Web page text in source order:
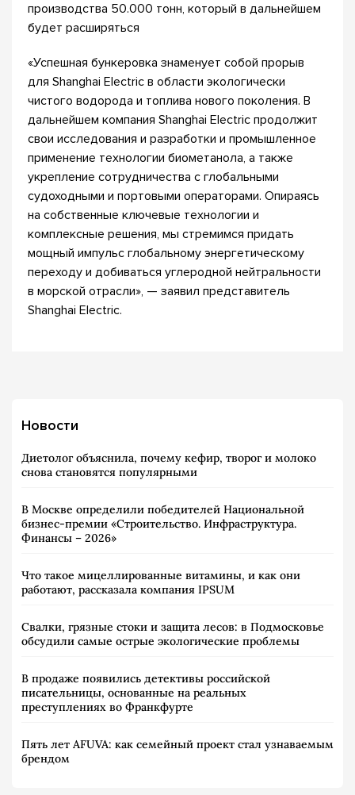
производства 50.000 тонн, который в дальнейшем
будет расширяться
«Успешная бункеровка знаменует собой прорыв
для Shanghai Electric в области экологически
чистого водорода и топлива нового поколения. В
дальнейшем компания Shanghai Electric продолжит
свои исследования и разработки и промышленное
применение технологии биометанола, а также
укрепление сотрудничества с глобальными
судоходными и портовыми операторами. Опираясь
на собственные ключевые технологии и
комплексные решения, мы стремимся придать
мощный импульс глобальному энергетическому
переходу и добиваться углеродной нейтральности
в морской отрасли», — заявил представитель
Shanghai Electric.
Новости
Диетолог объяснила, почему кефир, творог и молоко
снова становятся популярными
В Москве определили победителей Национальной
бизнес-премии «Строительство. Инфраструктура.
Финансы – 2026»
Что такое мицеллированные витамины, и как они
работают, рассказала компания IPSUM
Свалки, грязные стоки и защита лесов: в Подмосковье
обсудили самые острые экологические проблемы
В продаже появились детективы российской
писательницы, основанные на реальных
преступлениях во Франкфурте
Пять лет AFUVA: как семейный проект стал узнаваемым
брендом